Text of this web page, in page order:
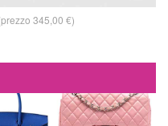
345,00 €)